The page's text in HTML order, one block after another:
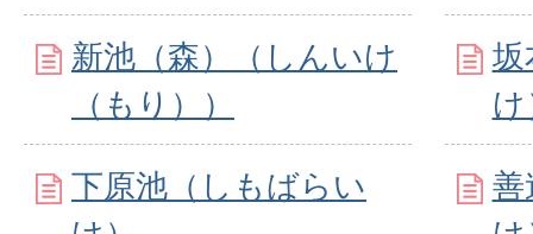
新池（森）（しんいけ
（もり））
坂
下原池（しもばらい
善